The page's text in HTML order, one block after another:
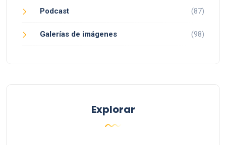
Podcast (87)
Galerías de imágenes (98)
Explorar